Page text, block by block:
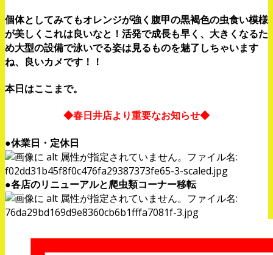
個体としてみてもオレンジが強く腹甲の黒褐色の虫食い模様
が美しくこれは良いなと！活発で成長も早く、大きくなるた
め大型の設備で泳いでる姿は見るものを魅了しちゃいます
ね、良いカメです！！
本日はここまで。
◆春日井店より重要なお知らせ◆
●休業日・定休日
●各店のリニューアルと爬虫類コーナー移転